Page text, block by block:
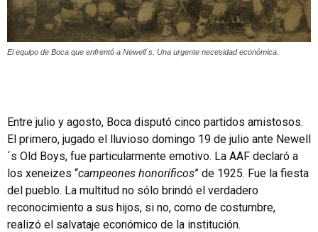
El equipo de Boca que enfrentó a Newell´s. Una urgente necesidad económica.
Entre julio y agosto, Boca disputó cinco partidos amistosos.
El primero, jugado el lluvioso domingo 19 de julio ante Newell
´s Old Boys, fue particularmente emotivo. La AAF declaró a
los xeneizes “campeones honoríficos” de 1925. Fue la fiesta
del pueblo. La multitud no sólo brindó el verdadero
reconocimiento a sus hijos, si no, como de costumbre,
realizó el salvataje económico de la institución.